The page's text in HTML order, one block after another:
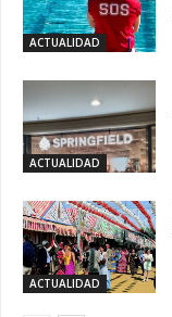
ACTUALIDAD
ACTUALIDAD
ACTUALIDAD